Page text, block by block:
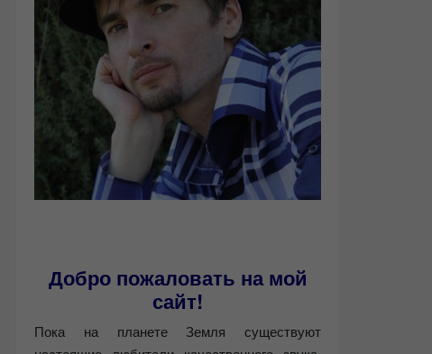
Добро пожаловать на мой
сайт!
Пока на планете Земля существуют